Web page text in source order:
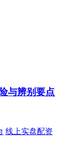
与辨别要点
线上实盘配资